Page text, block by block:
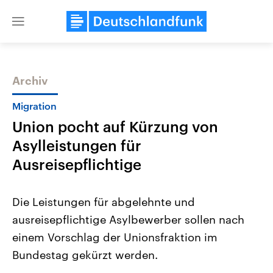
Close
Themen
2026
Alle Informationen
Sachsen-Anhalt wählt am 6.
September 2026 einen neuen
Landtag. Seit 2021 wird das
Aktuelle Beiträge,
Hintergründe
Wirtschaftlich und
Archiv
Migration
Union pocht auf Kürzung von
Asylleistungen für
Ausreisepflichtige
Die Leistungen für abgelehnte und
ausreisepflichtige Asylbewerber sollen nach
einem Vorschlag der Unionsfraktion im
Bundestag gekürzt werden.